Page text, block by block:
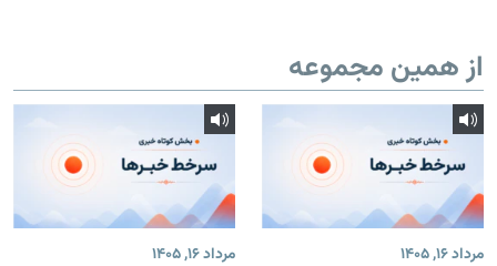
از همین مجموعه
مرداد ۱۶, ۱۴۰۵ مرداد ۱۶, ۱۴۰۵